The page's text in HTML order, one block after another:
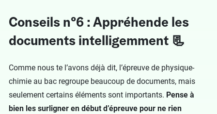
Conseils n°6 : Appréhende les
documents intelligemment 📃
Comme nous te l’avons déjà dit, l’épreuve de physique-
chimie au bac regroupe beaucoup de documents, mais
seulement certains éléments sont importants. Pense à
bien les surligner en début d’épreuve pour ne rien